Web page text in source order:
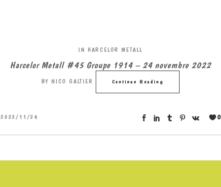
IN HARCELOR METALL
Harcelor Metall #45 Groupe 1914 – 24 novembre 2022
BY NICO GALTIER Continue Reading
2022/11/24 0